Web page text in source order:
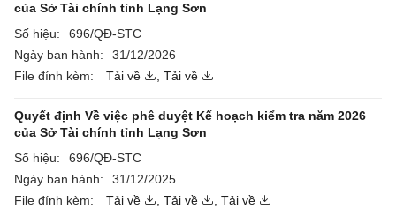
của Sở Tài chính tỉnh Lạng Sơn
Số hiệu:
696/QĐ-STC
Ngày ban hành:
31/12/2026
File đính kèm:
Tải về Tải về
Quyết định Về việc phê duyệt Kế hoạch kiểm tra năm 2026
của Sở Tài chính tỉnh Lạng Sơn
Số hiệu:
696/QĐ-STC
Ngày ban hành:
31/12/2025
File đính kèm:
Tải về Tải về Tải về